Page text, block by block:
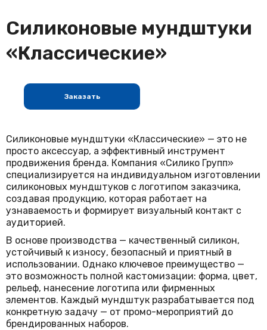
Силиконовые мундштуки
«Классические»
Заказать
Силиконовые мундштуки «Классические» — это не
просто аксессуар, а эффективный инструмент
продвижения бренда. Компания «Силико Групп»
специализируется на индивидуальном изготовлении
силиконовых мундштуков с логотипом заказчика,
создавая продукцию, которая работает на
узнаваемость и формирует визуальный контакт с
аудиторией.
В основе производства — качественный силикон,
устойчивый к износу, безопасный и приятный в
использовании. Однако ключевое преимущество —
это возможность полной кастомизации: форма, цвет,
рельеф, нанесение логотипа или фирменных
элементов. Каждый мундштук разрабатывается под
конкретную задачу — от промо-мероприятий до
брендированных наборов.